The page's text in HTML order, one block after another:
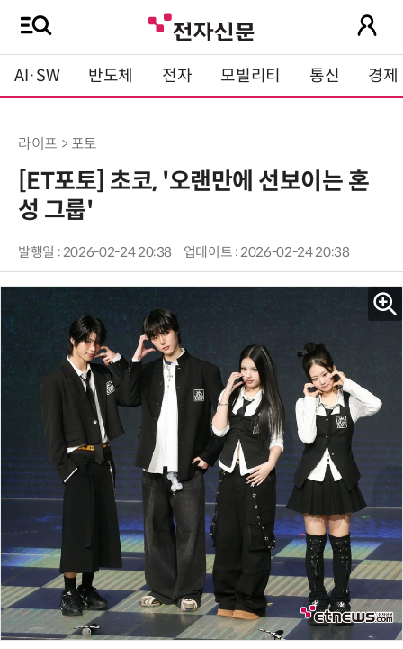
AI·SW 반도체 전자 모빌리티 통신 경제
라이프 > 포토
[ET포토] 초코, '오랜만에 선보이는 혼
성 그룹'
발행일 : 2026-02-24 20:38 업데이트 : 2026-02-24 20:38